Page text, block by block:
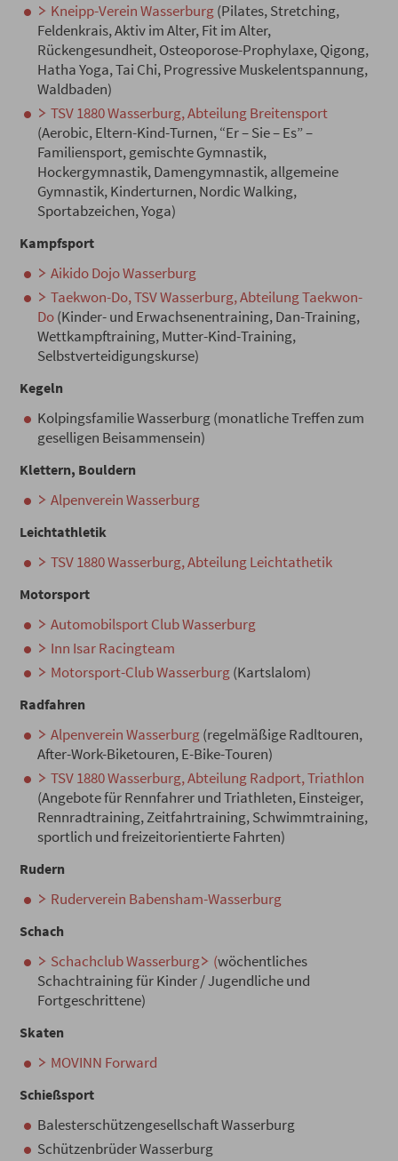
Kneipp-Verein Wasserburg(Pilates, Stretching,
Feldenkrais, Aktiv im Alter, Fit im Alter,
Rückengesundheit, Osteoporose-Prophylaxe, Qigong,
Hatha Yoga, Tai Chi, Progressive Muskelentspannung,
Waldbaden)
TSV 1880 Wasserburg, Abteilung Breitensport
(Aerobic, Eltern-Kind-Turnen, “Er – Sie – Es” –
Familiensport, gemischte Gymnastik,
Hockergymnastik, Damengymnastik, allgemeine
Gymnastik, Kinderturnen, Nordic Walking,
Sportabzeichen, Yoga)
Kampfsport
Aikido Dojo Wasserburg
Taekwon-Do, TSV Wasserburg, Abteilung Taekwon-
Do(Kinder- und Erwachsenentraining, Dan-Training,
Wettkampftraining, Mutter-Kind-Training,
Selbstverteidigungskurse)
Kegeln
Kolpingsfamilie Wasserburg (monatliche Treffen zum
geselligen Beisammensein)
Klettern, Bouldern
Alpenverein Wasserburg
Leichtathletik
TSV 1880 Wasserburg, Abteilung Leichtathetik
Motorsport
Automobilsport Club Wasserburg
Inn Isar Racingteam
Motorsport-Club Wasserburg(Kartslalom)
Radfahren
Alpenverein Wasserburg(regelmäßige Radltouren,
After-Work-Biketouren, E-Bike-Touren)
TSV 1880 Wasserburg, Abteilung Radport, Triathlon
(Angebote für Rennfahrer und Triathleten, Einsteiger,
Rennradtraining, Zeitfahrtraining, Schwimmtraining,
sportlich und freizeitorientierte Fahrten)
Rudern
Ruderverein Babensham-Wasserburg
Schach
Schachclub Wasserburg (wöchentliches
Schachtraining für Kinder / Jugendliche und
Fortgeschrittene)
Skaten
MOVINN Forward
Schießsport
Balesterschützengesellschaft Wasserburg
Schützenbrüder Wasserburg